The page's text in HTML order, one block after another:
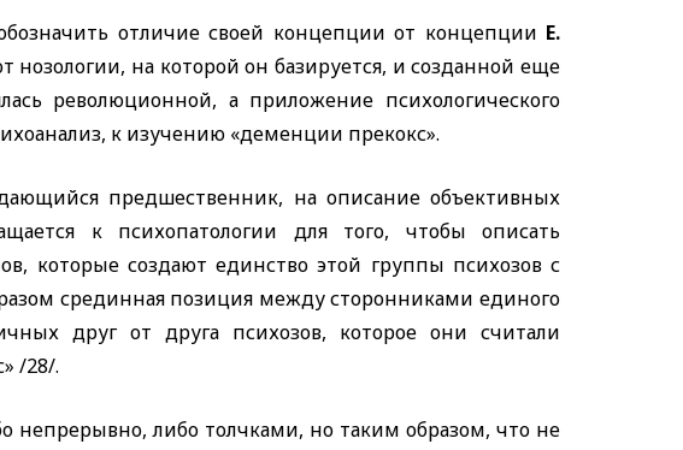
отличие своей концепции от концепции E.
нозологии, на которой он базируется, и созданной еще
революционной, а приложение психологического
к изучению «деменции прекокс».
предшественник, на описание объективных
к психопатологии для того, чтобы описать
которые создают единство этой группы психозов с
срединная позиция между сторонниками единого
друг от друга психозов, которое они считали
/28/.
непрерывно, либо толчками, но таким образом, что не